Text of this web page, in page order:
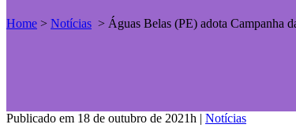
Home > Notícias > Águas Belas (PE) adota Campanha
Publicado em 18 de outubro de 2021h | Notícias